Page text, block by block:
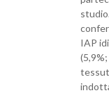
IAP